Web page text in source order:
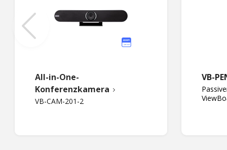
All-in-One-
Konferenzkamera
VB-CAM-201-2
VB-